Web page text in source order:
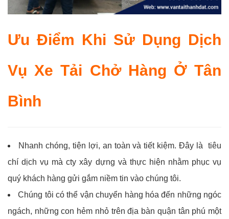
Ưu Điểm Khi Sử Dụng Dịch
Vụ Xe Tải Chở Hàng Ở Tân
Bình
Nhanh chóng, tiện lợi, an toàn và tiết kiệm. Đây là tiêu
chí dịch vụ mà cty xây dựng và thực hiện nhằm phục vụ
quý khách hàng gửi gắm niềm tin vào chúng tôi.
Chúng tôi có thể vận chuyển hàng hóa đến những ngóc
ngách, những con hẻm nhỏ trên địa bàn quận tân phú một